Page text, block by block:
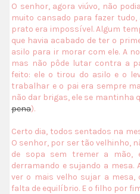
O senhor, agora viúvo, não
muito cansado para fazer
prato era impossível. Algum
que havia acabado de ter o
asilo para ir morar com ele. A
mas não pôde lutar contra a
feito: ele o tirou do asilo e o
trabalhar e o pai era sempre
não dar brigas, ele se mantinha
pena).
Certo dia, todos sentados na
O senhor, por ser tão velhinho,
de sopa sem tremer a mão,
derramando e sujando a mesa.
ver o mais velho sujar a
falta de equilíbrio. E o filho por